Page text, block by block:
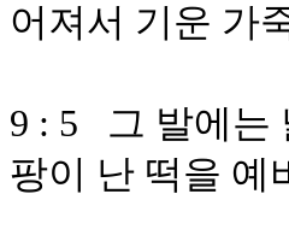
어져서 기운 가
9 : 5 그 발에는
팡이 난 떡을 예